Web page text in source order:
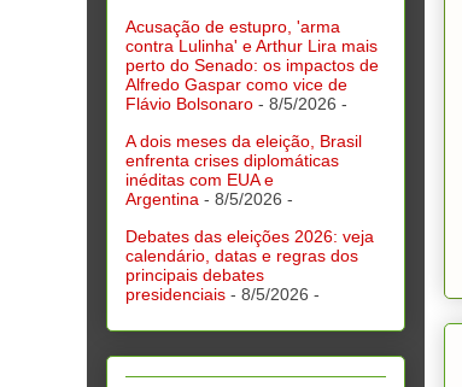
Acusação de estupro, 'arma
contra Lulinha' e Arthur Lira mais
perto do Senado: os impactos de
Alfredo Gaspar como vice de
Flávio Bolsonaro - 8/5/2026 -
A dois meses da eleição, Brasil
enfrenta crises diplomáticas
inéditas com EUA e
Argentina - 8/5/2026 -
Debates das eleições 2026: veja
calendário, datas e regras dos
principais debates
presidenciais - 8/5/2026 -